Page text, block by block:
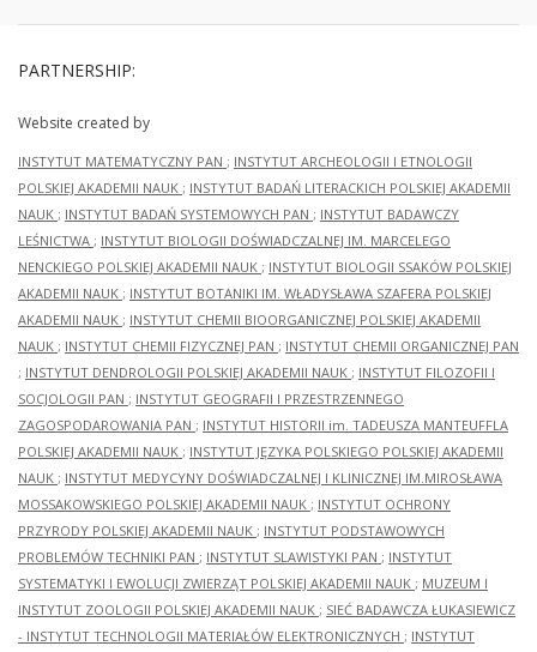
PARTNERSHIP:
Website created by
INSTYTUT MATEMATYCZNY PAN ; INSTYTUT ARCHEOLOGII I ETNOLOGII
POLSKIEJ AKADEMII NAUK ; INSTYTUT BADAŃ LITERACKICH POLSKIEJ AKADEMII
NAUK ; INSTYTUT BADAŃ SYSTEMOWYCH PAN ; INSTYTUT BADAWCZY
LEŚNICTWA ; INSTYTUT BIOLOGII DOŚWIADCZALNEJ IM. MARCELEGO
NENCKIEGO POLSKIEJ AKADEMII NAUK ; INSTYTUT BIOLOGII SSAKÓW POLSKIEJ
AKADEMII NAUK ; INSTYTUT BOTANIKI IM. WŁADYSŁAWA SZAFERA POLSKIEJ
AKADEMII NAUK ; INSTYTUT CHEMII BIOORGANICZNEJ POLSKIEJ AKADEMII
NAUK ; INSTYTUT CHEMII FIZYCZNEJ PAN ; INSTYTUT CHEMII ORGANICZNEJ PAN
; INSTYTUT DENDROLOGII POLSKIEJ AKADEMII NAUK ; INSTYTUT FILOZOFII I
SOCJOLOGII PAN ; INSTYTUT GEOGRAFII I PRZESTRZENNEGO
ZAGOSPODAROWANIA PAN ; INSTYTUT HISTORII im. TADEUSZA MANTEUFFLA
POLSKIEJ AKADEMII NAUK ; INSTYTUT JĘZYKA POLSKIEGO POLSKIEJ AKADEMII
NAUK ; INSTYTUT MEDYCYNY DOŚWIADCZALNEJ I KLINICZNEJ IM.MIROSŁAWA
MOSSAKOWSKIEGO POLSKIEJ AKADEMII NAUK ; INSTYTUT OCHRONY
PRZYRODY POLSKIEJ AKADEMII NAUK ; INSTYTUT PODSTAWOWYCH
PROBLEMÓW TECHNIKI PAN ; INSTYTUT SLAWISTYKI PAN ; INSTYTUT
SYSTEMATYKI I EWOLUCJI ZWIERZĄT POLSKIEJ AKADEMII NAUK ; MUZEUM I
INSTYTUT ZOOLOGII POLSKIEJ AKADEMII NAUK ; SIEĆ BADAWCZA ŁUKASIEWICZ
- INSTYTUT TECHNOLOGII MATERIAŁÓW ELEKTRONICZNYCH ; INSTYTUT